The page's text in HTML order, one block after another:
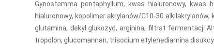
Gynostemma pentaphyllum, kwas hialuronowy, kwas
hialuronowy, kopolimer akrylanów/C10-30 alkilakrylanów,
glutamina, dekyl glukozyd, arginina, filtrat fermentacji
tropolon, glucomannan, trisodium etylenediamina